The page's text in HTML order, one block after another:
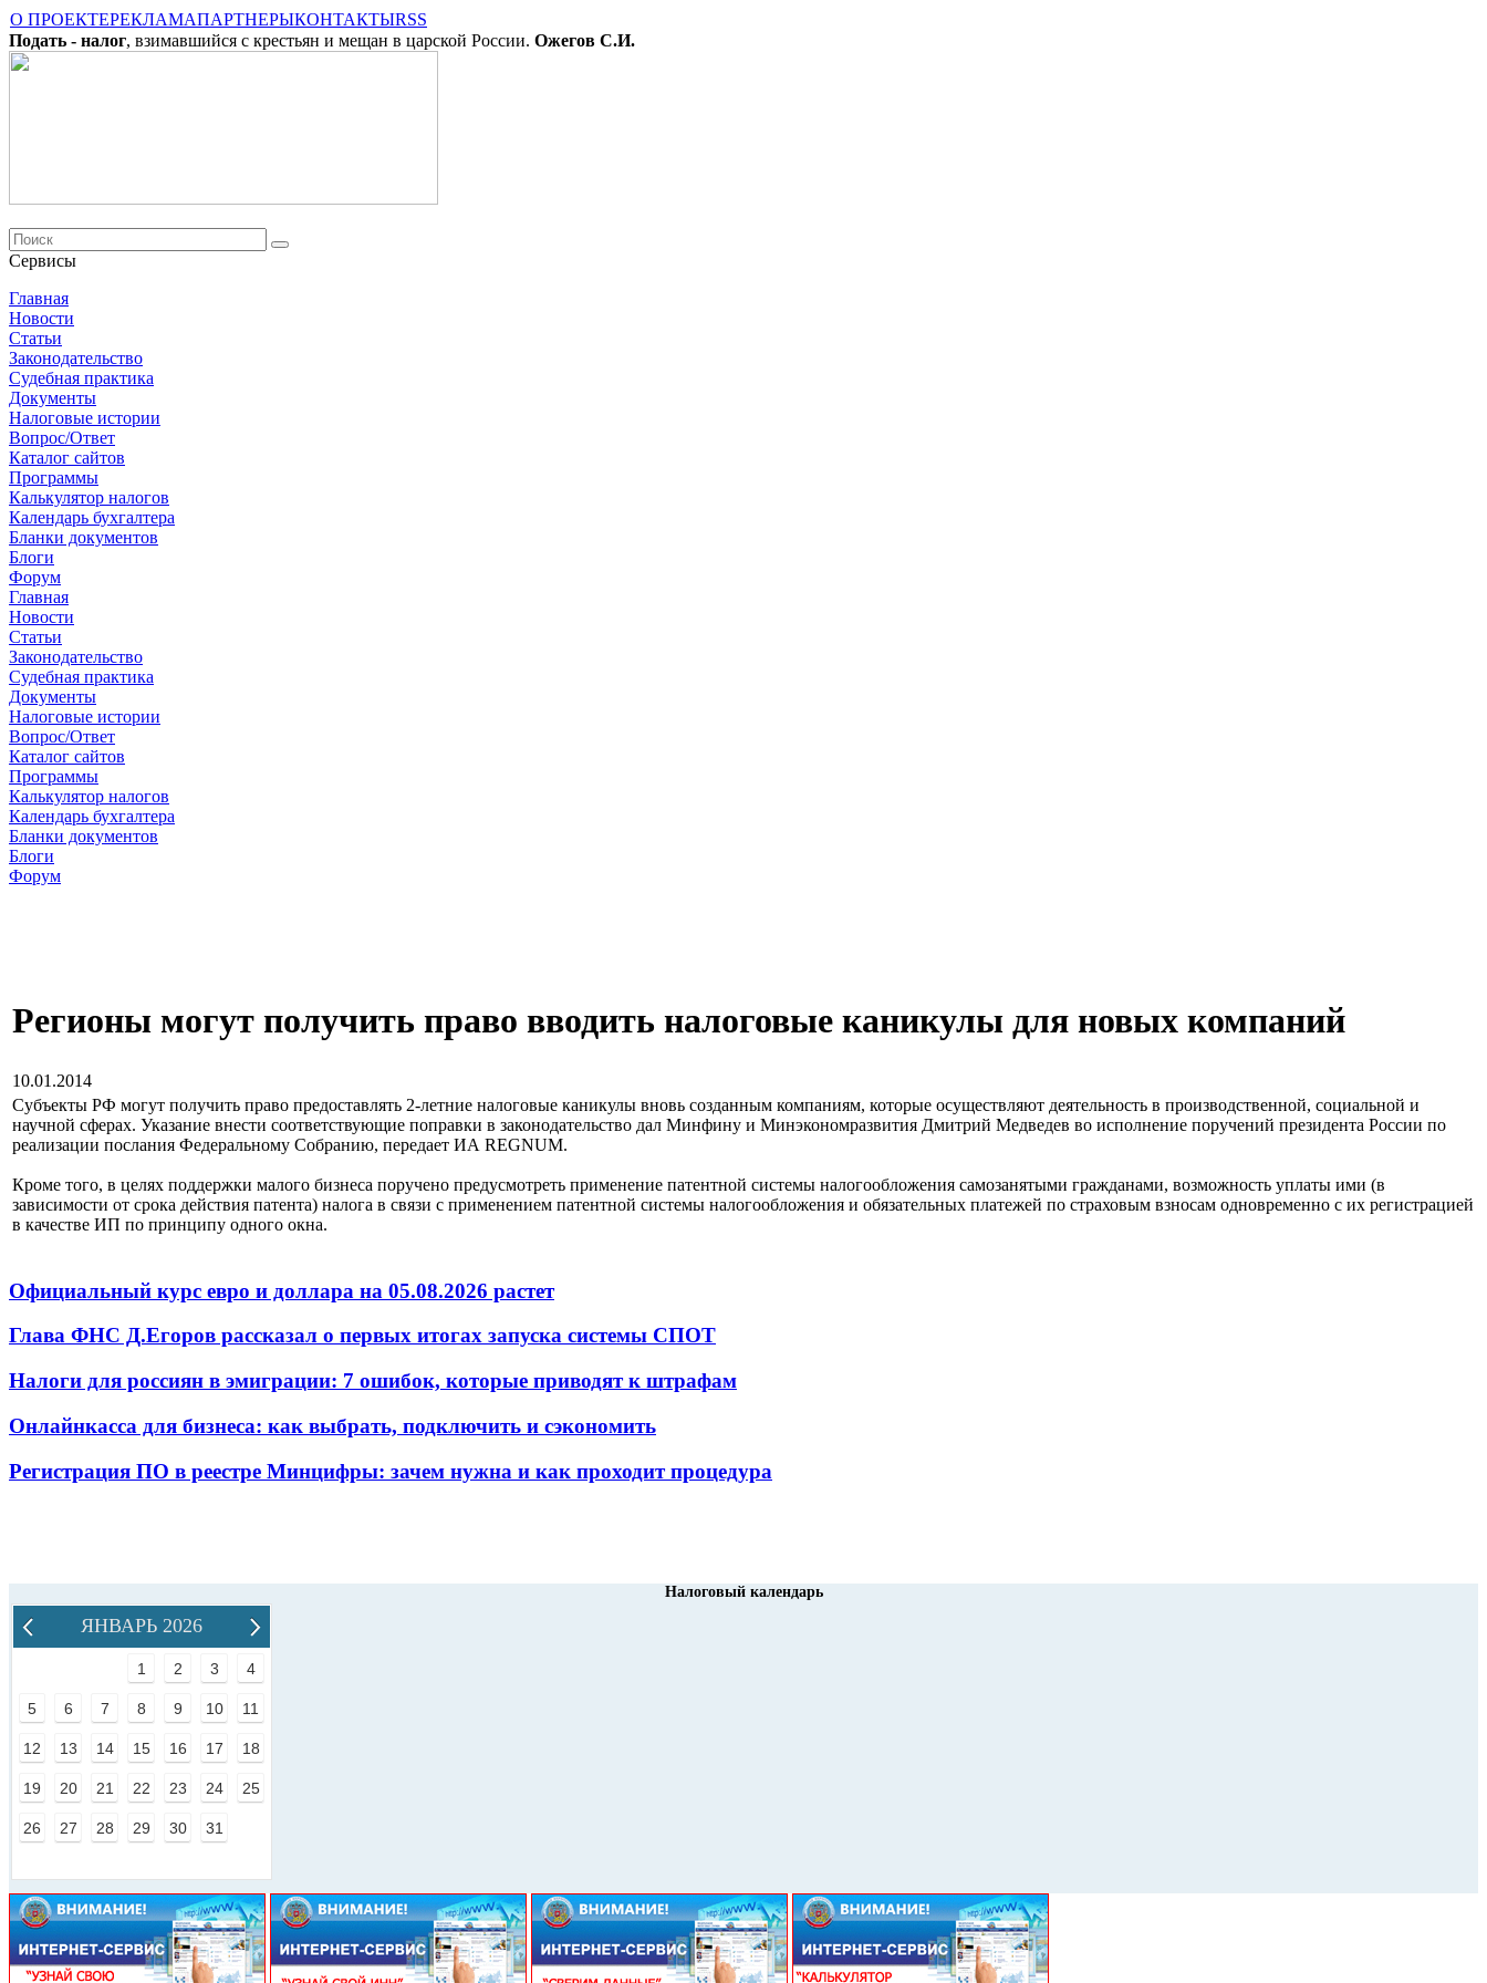
О ПРОЕКТЕРЕКЛАМАПАРТНЕРЫКОНТАКТЫRSS
Подать - налог, взимавшийся с крестьян и мещан в царской России. Ожегов С.И.
Сервисы
Главная
Новости
Cтатьи
Законодательство
Судебная практика
Документы
Налоговые истории
Вопрос/Ответ
Каталог сайтов
Программы
Калькулятор налогов
Календарь бухгалтера
Бланки документов
Блоги
Форум
Главная
Новости
Cтатьи
Законодательство
Судебная практика
Документы
Налоговые истории
Вопрос/Ответ
Каталог сайтов
Программы
Калькулятор налогов
Календарь бухгалтера
Бланки документов
Блоги
Форум
Регионы могут получить право вводить налоговые каникулы для новых компаний
10.01.2014
Субъекты РФ могут получить право предоставлять 2-летние налоговые каникулы вновь созданным компаниям, которые осуществляют деятельность в производственной, социальной и
научной сферах. Указание внести соответствующие поправки в законодательство дал Минфину и Минэкономразвития Дмитрий Медведев во исполнение поручений президента России по
реализации послания Федеральному Собранию, передает ИА REGNUM.
Кроме того, в целях поддержки малого бизнеса поручено предусмотреть применение патентной системы налогообложения самозанятыми гражданами, возможность уплаты ими (в
зависимости от срока действия патента) налога в связи с применением патентной системы налогообложения и обязательных платежей по страховым взносам одновременно с их регистрацией
в качестве ИП по принципу одного окна.
Официальный курс евро и доллара на 05.08.2026 растет
Глава ФНС Д.Егоров рассказал о первых итогах запуска системы СПОТ
Налоги для россиян в эмиграции: 7 ошибок, которые приводят к штрафам
Онлайнкасса для бизнеса: как выбрать, подключить и сэкономить
Регистрация ПО в реестре Минцифры: зачем нужна и как проходит процедура
Налоговый календарь
ЯНВАРЬ 2026
1 2 3 4
5 6 7 8 9 10 11
12 13 14 15 16 17 18
19 20 21 22 23 24 25
26 27 28 29 30 31